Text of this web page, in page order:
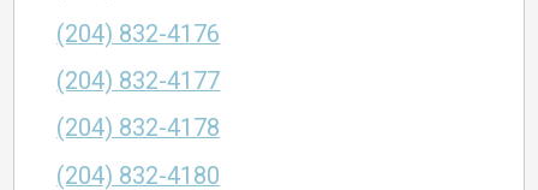
(204) 832-4176
(204) 832-4177
(204) 832-4178
(204) 832-4180